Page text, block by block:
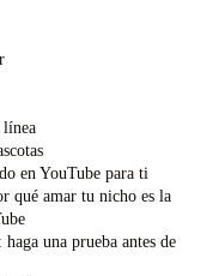
en YouTube para ti
qué amar tu nicho es la
una prueba antes de